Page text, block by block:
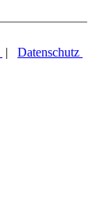
| Datenschutz